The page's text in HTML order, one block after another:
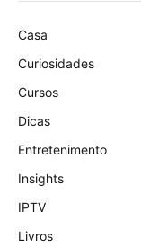
Casa
Curiosidades
Cursos
Dicas
Entretenimento
Insights
IPTV
Livros